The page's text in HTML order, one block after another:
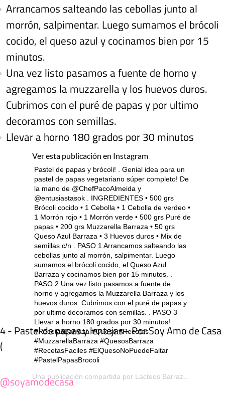
Arrancamos salteando las cebollas junto al
morrón, salpimentar. Luego sumamos el brócoli
cocido, el queso azul y cocinamos bien por 15
minutos.
Una vez listo pasamos a fuente de horno y
agregamos la muzzarella y los huevos duros.
Cubrimos con el puré de papas y por ultimo
decoramos con semillas.
Llevar a horno 180 grados por 30 minutos
Ver esta publicación en Instagram
Pastel de papas y brócoli! . Genial idea para un
pastel de papas vegetariano súper completo! De
la mano de @ChefPacoAlmeida y
@entusiastasok . INGREDIENTES • 500 grs
Brócoli cocido • 1 Cebolla • 1 Cebolla de verdeo •
1 Morrón rojo • 1 Morrón verde • 500 grs Puré de
papas • 200 grs Muzzarella Barraza • 50 grs
Queso Azul Barraza • 3 Huevos duros • Mix de
semillas c/n . PASO 1 Arrancamos salteando las
cebollas junto al morrón, salpimentar. Luego
sumamos el brócoli cocido, el Queso Azul
Barraza y cocinamos bien por 15 minutos. .
PASO 2 Una vez listo pasamos a fuente de
horno y agregamos la Muzzarella Barraza y los
huevos duros. Cubrimos con el puré de papas y
por ultimo decoramos con semillas. . PASO 3
Llevar a horno 180 grados por 30 minutos! . .
#RecetasBarraza #Queso #Recetas
#MuzzarellaBarraza #QuesosBarraza
#RecetasFaciles #ElQuesoNoPuedeFaltar
#PastelPapasBrocoli
Una publicación compartida por Lacteos Barraza SA
4 - Pastel de papas y lentejas - Por Soy Amo de Casa
(
@soyamodecasa